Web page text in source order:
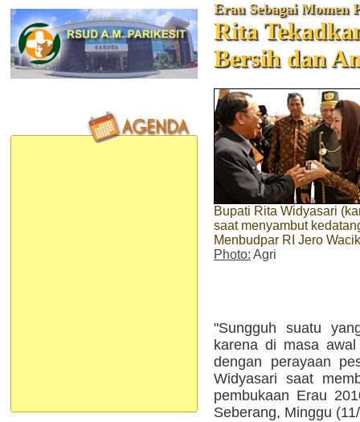
Erau Sebagai Momen
Rita
Bersih dan
Bupati Rita Widyasari
saat menyambut
Menbudpar RI Jero Wacik
Photo: Agri
"Sungguh suatu
karena di masa
dengan perayaan
Widyasari saat
pembukaan Erau
Seberang, Minggu